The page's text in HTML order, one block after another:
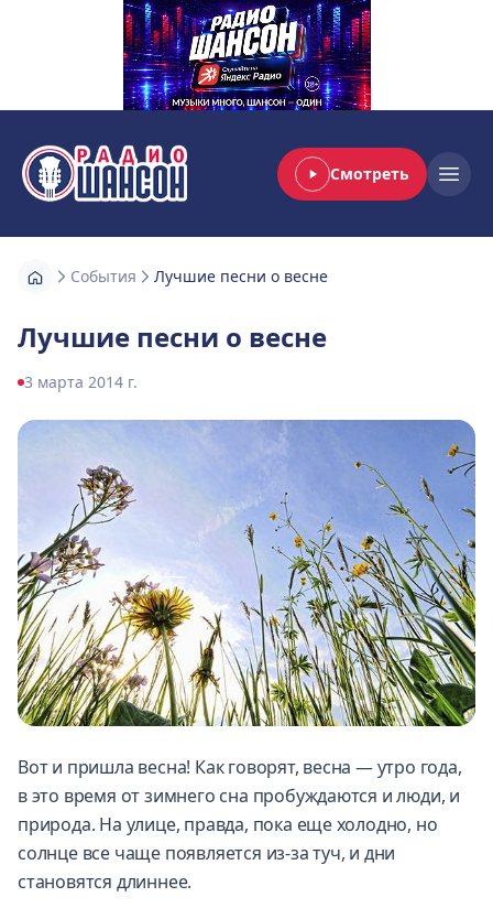
Радио Шансон Смотреть
События Лучшие песни о весне
Лучшие песни о весне
3 марта 2014 г.
Вот и пришла весна! Как говорят, весна — утро года,
в это время от зимнего сна пробуждаются и люди, и
природа. На улице, правда, пока еще холодно, но
солнце все чаще появляется из-за туч, и дни
становятся длиннее.